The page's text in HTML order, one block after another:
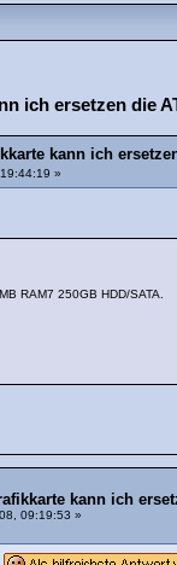
ich ersetzen die
kann ich
»
RAM7 250GB HDD/SATA.
kann ich
09:19:53 »